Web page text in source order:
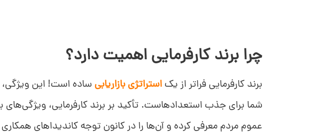
چرا برند کارفرمایی اهمیت دارد؟
برند کارفرمایی فراتر از یک استراتژی بازاریابی ساده است! این ویژگی،
شما برای جذب استعدادهاست. تأکید بر برند کارفرمایی، ویژگی‌های
عموم مردم معرفی کرده و آن‌ها را در کانون توجه کاندیداهای